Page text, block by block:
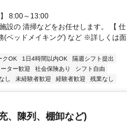
8:00～13:00
設の 清掃などをお任せします。 【 仕
(ベッドメイキング) など ※詳しくは面
クOK 1日4時間以内OK
隔週シフト提出
ター歓迎 社会保険あり
シフト自由
し 未経験者歓迎 経験者歓迎 残業なし
、陳列、棚卸など)